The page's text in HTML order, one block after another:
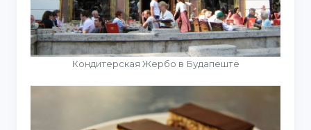
Кондитерская Жербо в Будапеште